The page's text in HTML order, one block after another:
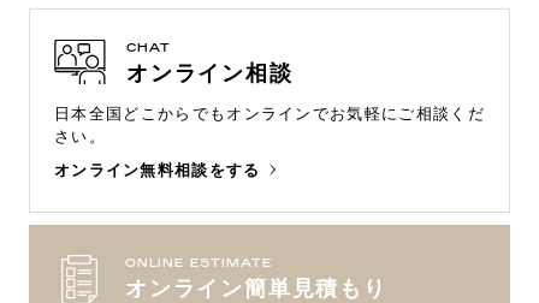
CHAT
オンライン相談
日本全国どこからでもオンラインでお気軽にご相談くだ
さい。
オンライン無料相談をする
ONLINE ESTIMATE
オンライン簡単見積もり